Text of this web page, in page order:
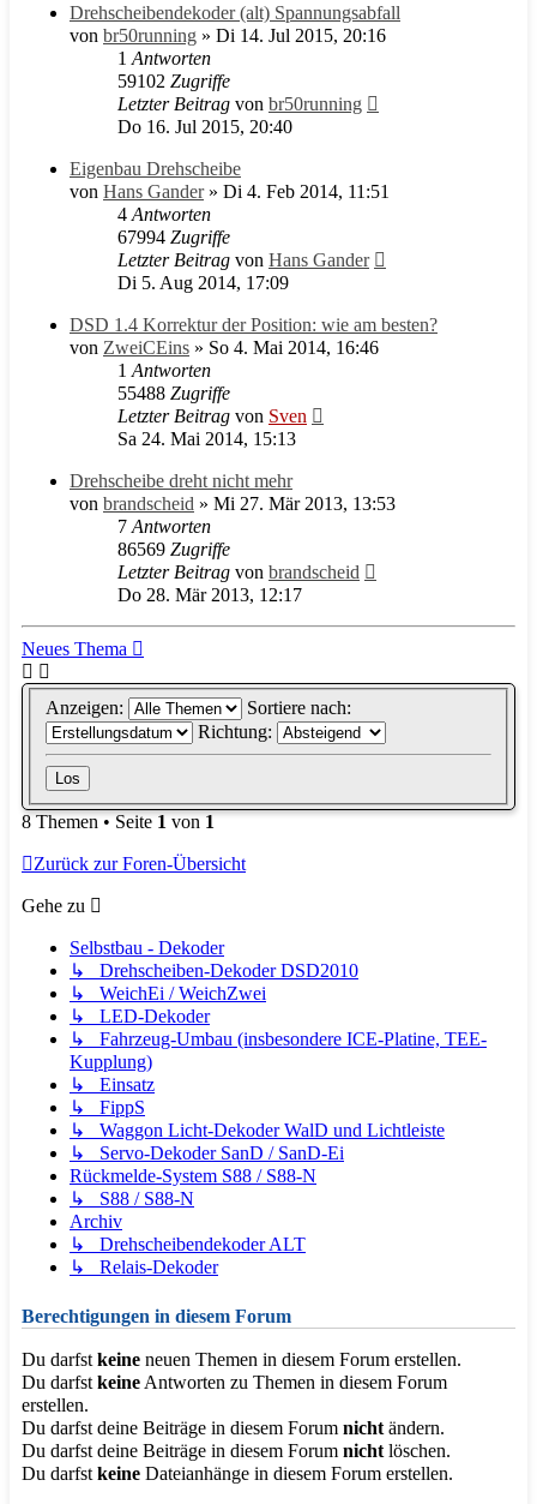
Drehscheibendekoder (alt) Spannungsabfall
von br50running » Di 14. Jul 2015, 20:16
1 Antworten
59102 Zugriffe
Letzter Beitrag von br50running
Do 16. Jul 2015, 20:40
Eigenbau Drehscheibe
von Hans Gander» Di 4. Feb 2014, 11:51
4 Antworten
67994 Zugriffe
Letzter Beitrag von Hans Gander
Di 5. Aug 2014, 17:09
DSD 1.4 Korrektur der Position: wie am besten?
von ZweiCEins » So 4. Mai 2014, 16:46
1 Antworten
55488 Zugriffe
Letzter Beitrag von Sven
Sa 24. Mai 2014, 15:13
Drehscheibe dreht nicht mehr
von brandscheid » Mi 27. Mär 2013, 13:53
7 Antworten
86569 Zugriffe
Letzter Beitrag von brandscheid
Do 28. Mär 2013, 12:17
Neues Thema
Anzeigen:
Sortiere nach:
Richtung:
8 Themen • Seite 1 von 1
Zurück zur Foren-Übersicht
Gehe zu
Selbstbau - Dekoder
↳ Drehscheiben-Dekoder DSD2010
↳ WeichEi / WeichZwei
↳ LED-Dekoder
↳ Fahrzeug-Umbau (insbesondere ICE-Platine, TEE-
Kupplung)
↳ Einsatz
↳ FippS
↳ Waggon Licht-Dekoder WalD und Lichtleiste
↳ Servo-Dekoder SanD / SanD-Ei
Rückmelde-System S88 / S88-N
↳ S88 / S88-N
Archiv
↳ Drehscheibendekoder ALT
↳ Relais-Dekoder
Berechtigungen in diesem Forum
Du darfst keine neuen Themen in diesem Forum erstellen.
Du darfst keine Antworten zu Themen in diesem Forum
erstellen.
Du darfst deine Beiträge in diesem Forum nicht ändern.
Du darfst deine Beiträge in diesem Forum nicht löschen.
Du darfst keine Dateianhänge in diesem Forum erstellen.